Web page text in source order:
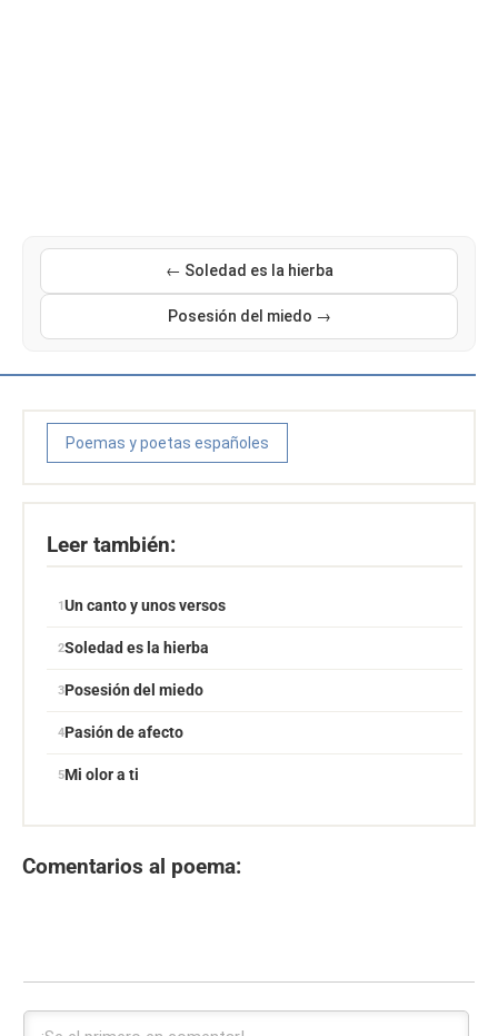
← Soledad es la hierba
Posesión del miedo →
Poemas y poetas españoles
Leer también:
Un canto y unos versos
Soledad es la hierba
Posesión del miedo
Pasión de afecto
Mi olor a ti
Comentarios al poema: